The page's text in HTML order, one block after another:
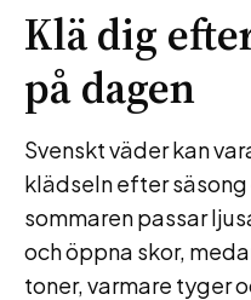
Klä dig
på dagen
Svenskt väder kan
klädseln efter
sommaren passar
och öppna skor,
toner, varmare tyger